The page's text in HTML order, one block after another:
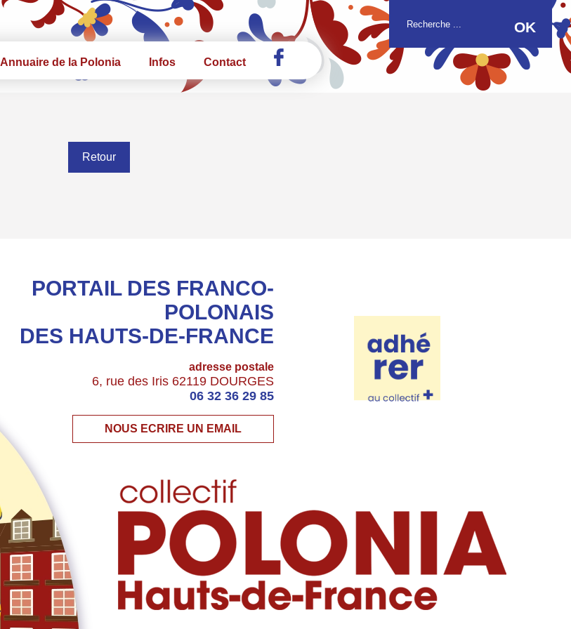
Annuaire de la Polonia Infos Contact
Retour
PORTAIL DES FRANCO-
POLONAIS
DES HAUTS-DE-FRANCE
adresse postale
6, rue des Iris 62119 DOURGES
06 32 36 29 85
NOUS ECRIRE UN EMAIL